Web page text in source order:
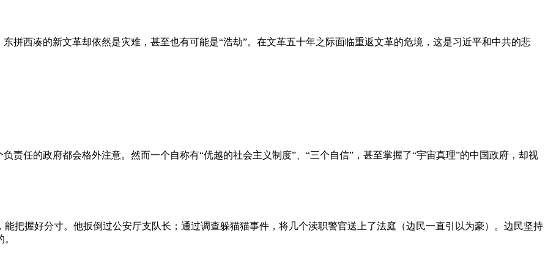
拼西凑的新文革却依然是灾难，甚至也有可能是“浩劫”。在文革五十年之际面临重返文革的危境，这是习近平和中共的悲
责任的政府都会格外注意。然而一个自称有“优越的社会主义制度”、“三个自信”，甚至掌握了“宇宙真理”的中国政府，却视
把握好分寸。他扳倒过公安厅支队长；通过调查躲猫猫事件，将几个渎职警官送上了法庭（边民一直引以为豪）。边民坚持